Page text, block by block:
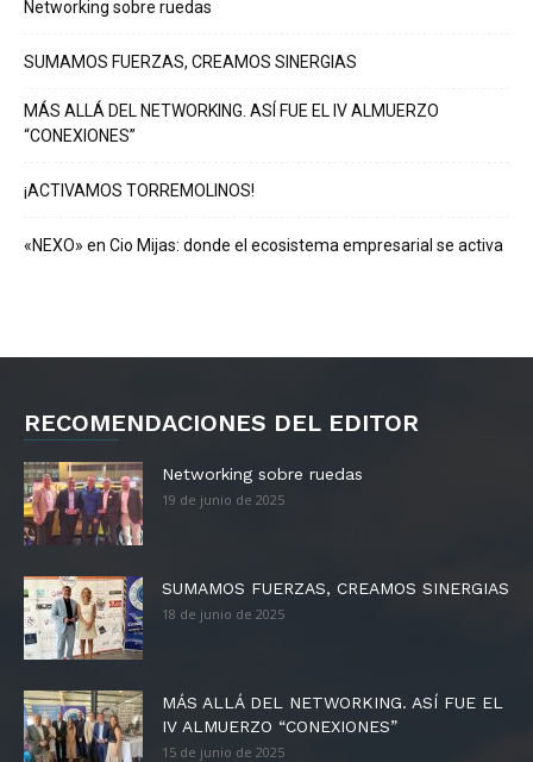
Networking sobre ruedas
SUMAMOS FUERZAS, CREAMOS SINERGIAS
MÁS ALLÁ DEL NETWORKING. ASÍ FUE EL IV ALMUERZO
“CONEXIONES”
¡ACTIVAMOS TORREMOLINOS!
«NEXO» en Cio Mijas: donde el ecosistema empresarial se activa
RECOMENDACIONES DEL EDITOR
Networking sobre ruedas
19 de junio de 2025
SUMAMOS FUERZAS, CREAMOS SINERGIAS
18 de junio de 2025
MÁS ALLÁ DEL NETWORKING. ASÍ FUE EL
IV ALMUERZO “CONEXIONES”
15 de junio de 2025